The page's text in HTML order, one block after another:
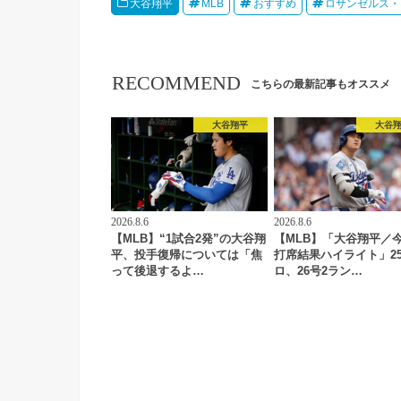
大谷翔平 MLB おすすめ ロサンゼルス
RECOMMEND こちらの最新記事もオススメ
大谷翔平
2026.8.6
【MLB】“1試合2発”の大谷翔
平、投手復帰については「焦
って後退するよ…
大谷
2026.8.6
【MLB】「大谷翔平／
打席結果ハイライト」
ロ、26号2ラン…